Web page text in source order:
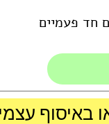
חד פעמיים